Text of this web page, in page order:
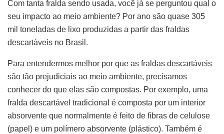
Com tanta fralda sendo usada, você já se perguntou qual o
seu impacto ao meio ambiente? Por ano são quase 305
mil toneladas de lixo produzidas a partir das fraldas
descartáveis no Brasil.
Para entendermos melhor por que as fraldas descartáveis
são tão prejudiciais ao meio ambiente, precisamos
conhecer do que elas são compostas. Por exemplo, uma
fralda descartável tradicional é composta por um interior
absorvente que normalmente é feito de fibras de celulose
(papel) e um polímero absorvente (plástico). Também é